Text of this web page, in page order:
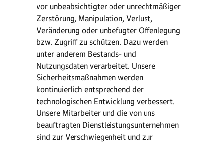
vor unbeabsichtigter oder unrechtmäßiger
Zerstörung, Manipulation, Verlust,
Veränderung oder unbefugter Offenlegung
bzw. Zugriff zu schützen. Dazu werden
unter anderem Bestands- und
Nutzungsdaten verarbeitet. Unsere
Sicherheitsmaßnahmen werden
kontinuierlich entsprechend der
technologischen Entwicklung verbessert.
Unsere Mitarbeiter und die von uns
beauftragten Dienstleistungsunternehmen
sind zur Verschwiegenheit und zur